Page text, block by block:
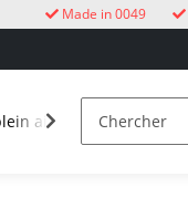
Made in 0049
air Coucous